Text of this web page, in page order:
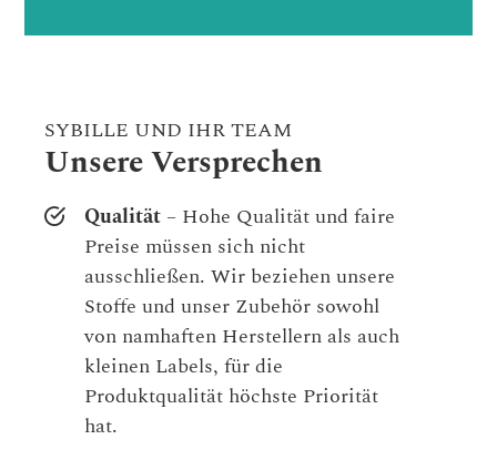
SYBILLE UND IHR TEAM
Unsere Versprechen
Qualität – Hohe Qualität und faire
Preise müssen sich nicht
ausschließen. Wir beziehen unsere
Stoffe und unser Zubehör sowohl
von namhaften Herstellern als auch
kleinen Labels, für die
Produktqualität höchste Priorität
hat.